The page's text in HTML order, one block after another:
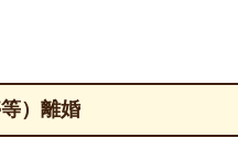
）離婚